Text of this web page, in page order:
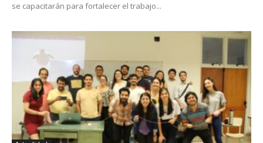
se capacitarán para fortalecer el trabajo...